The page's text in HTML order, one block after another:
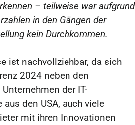
– teilweise war aufgrund
in den Gängen der
kein Durchkommen.
ist nachvollziehbar, da sich
2024 neben den
der IT-
den USA, auch viele
mit ihren Innovationen